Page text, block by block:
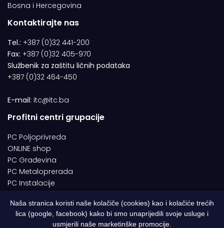
Bosna i Hercegovina
Kontaktirajte nas
Tel.: +387 (0)32 441-200
Fax: +387 (0)32 405-970
Službenik za zaštitu ličnih podataka
+387 (0)32 464-450
E-mail: itc@itc.ba
Profitni centri grupacije
PC Poljoprivreda
ONLINE shop
PC Građevina
PC Metaloprerada
PC Instalacije
© 1994-2026 | ITC d.o.o. Zenica. Sva prava pridržana | Designed by
Naša stranica koristi naše kolačiče (cookies) kao i kolačiće trećih
lica (google, facebook) kako bi smo unaprijedili svoje usluge i
usmjerili naše marketinške promocije.